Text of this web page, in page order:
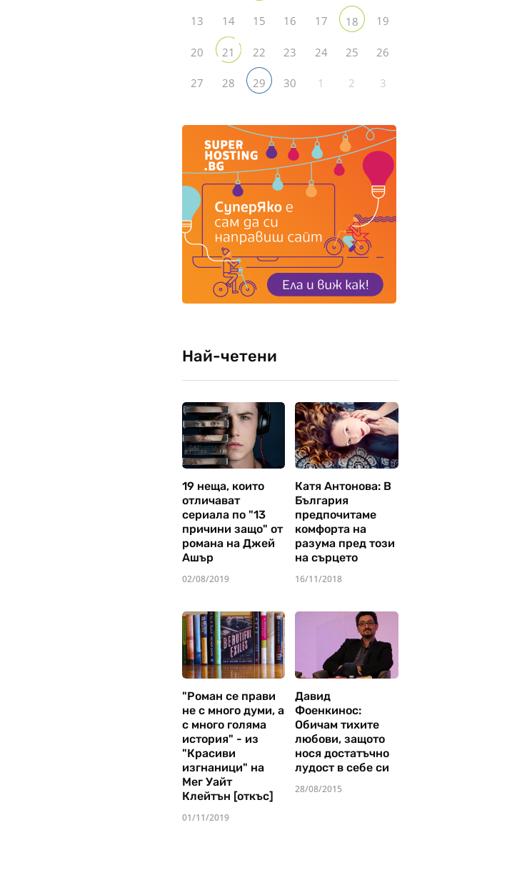
13 14 15 16 17 18 19
20 21 22 23 24 25 26
27 28 29 30 1 2 3
Най-четени
19 неща, които
отличават
сериала по "13
причини защо" от
романа на Джей
Ашър
02/08/2019
Катя Антонова: В
България
предпочитаме
комфорта на
разума пред този
на сърцето
16/11/2018
"Роман се прави
не с много думи, а
с много голяма
история" - из
"Красиви
изгнаници" на
Мег Уайт
Клейтън [откъс]
01/11/2019
Давид
Фоенкинос:
Обичам тихите
любови, защото
нося достатъчно
лудост в себе си
28/08/2015